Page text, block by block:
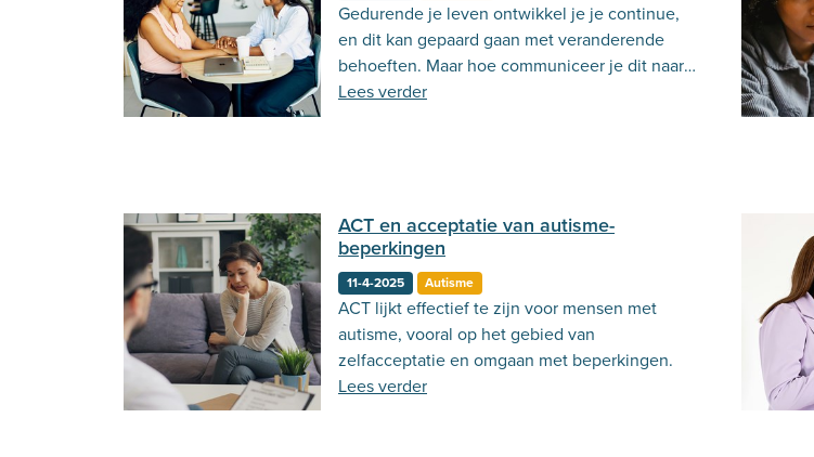
Gedurende je leven ontwikkel je je continue,
en dit kan gepaard gaan met veranderende
behoeften. Maar hoe communiceer je dit naar
je omgeving?
Lees verder
ACT en acceptatie van autisme-
beperkingen
11-4-2025 Autisme
ACT lijkt effectief te zijn voor mensen met
autisme, vooral op het gebied van
zelfacceptatie en omgaan met beperkingen.
Lees verder